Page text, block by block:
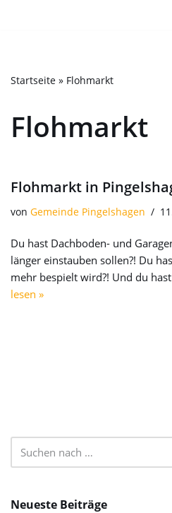
Website
Barrierefreiheitssystem.
Startseite » Flohmarkt
Flohmarkt
Flohmarkt in
von Gemeinde Pingelshagen
Du hast Dachboden- und
länger einstauben sollen?! Du
mehr bespielt wird?! Und du
lesen »
Neueste Beiträge